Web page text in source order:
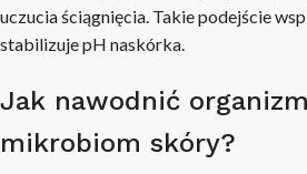
uczucia ściągnięcia. Takie podejście
stabilizuje pH naskórka.
Jak nawodnić
mikrobiom skóry?